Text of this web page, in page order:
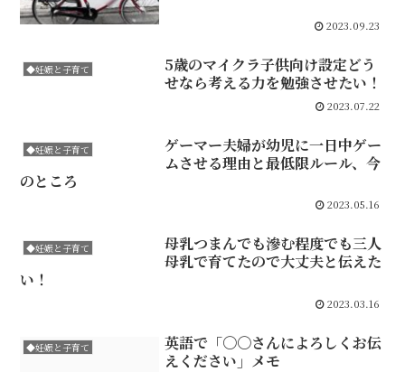
2023.09.23
◆妊娠と子育て
5歳のマイクラ子供向け設定どう
せなら考える力を勉強させたい！
2023.07.22
◆妊娠と子育て
ゲーマー夫婦が幼児に一日中ゲー
ムさせる理由と最低限ルール、今
のところ
2023.05.16
◆妊娠と子育て
母乳つまんでも滲む程度でも三人
母乳で育てたので大丈夫と伝えた
い！
2023.03.16
◆妊娠と子育て
英語で「〇〇さんによろしくお伝
えください」メモ